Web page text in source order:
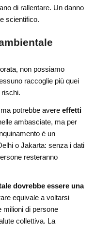
di rallentare. Un danno
scientifico.
non possiamo
raccoglie più quei
potrebbe avereeffetti
ambasciate, ma per
è un
o Jakarta: senza i dati
resteranno
dovrebbe essere una
equivale a voltarsi
milioni di persone
collettiva. La